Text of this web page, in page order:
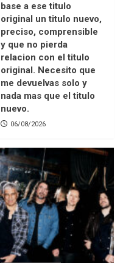
base a ese titulo
original un titulo nuevo,
preciso, comprensible
y que no pierda
relacion con el titulo
original. Necesito que
me devuelvas solo y
nada mas que el titulo
nuevo.
06/08/2026